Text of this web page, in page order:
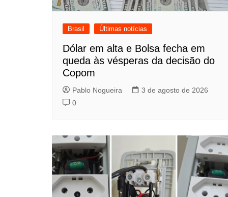
Brasil Últimas notícias
Dólar em alta e Bolsa fecha em
queda às vésperas da decisão do
Copom
Pablo Nogueira
3 de agosto de 2026
0